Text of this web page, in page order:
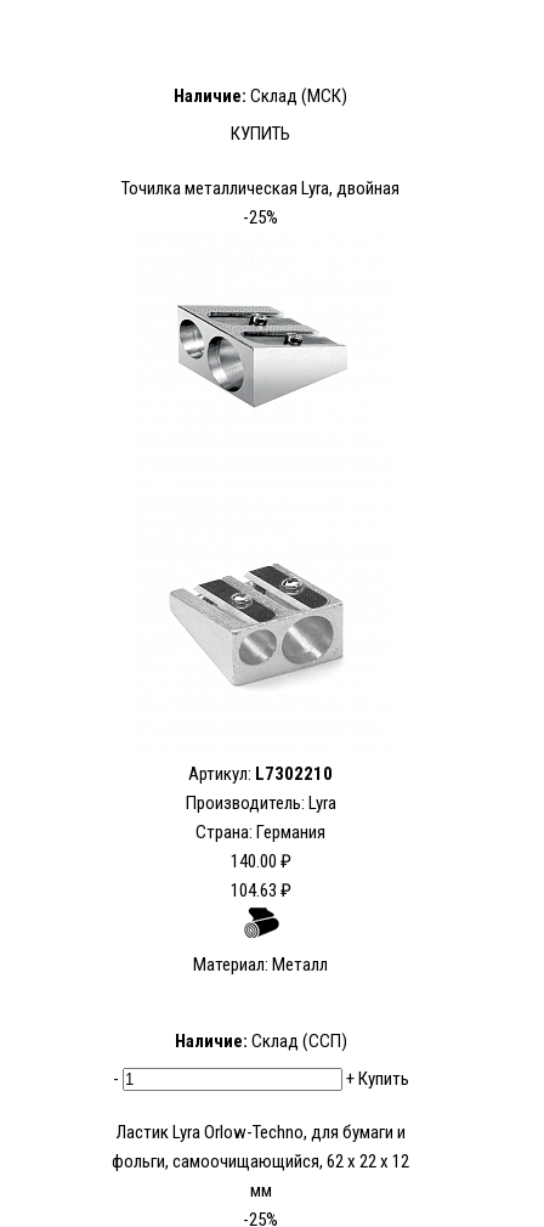
Наличие: Склад (МСК)
КУПИТЬ
Точилка металлическая Lyra, двойная
-25%
Артикул: L7302210
Производитель: Lyra
Страна: Германия
140.00 ₽
104.63 ₽
Материал: Металл
Наличие: Склад (ССП)
-
+Купить
Ластик Lyra Orlow-Techno, для бумаги и
фольги, самоочищающийся, 62 x 22 x 12
мм
-25%